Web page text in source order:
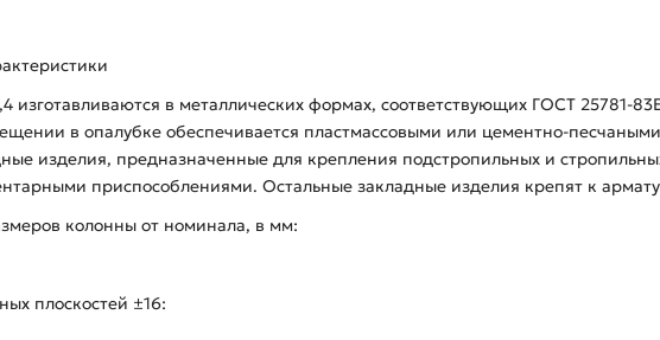
изготавливаются в металлических формах, соответствующих ГОСТ 25781-
в опалубке обеспечивается пластмассовыми или цементно-
изделия, предназначенные для крепления подстропильных и
приспособлениями. Остальные закладные изделия крепят к
колонны от номинала, в мм:
плоскостей ±16: